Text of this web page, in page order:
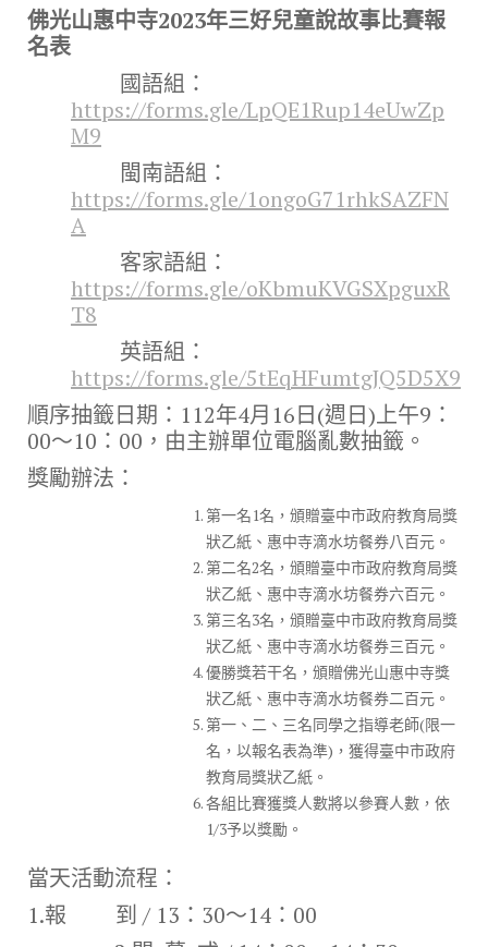
佛光山惠中寺2023年三好兒童說故事比賽報
名表
國語組：
https://forms.gle/LpQE1Rup14eUwZp
M9
閩南語組：
https://forms.gle/1ongoG71rhkSAZFN
A
客家語組：
https://forms.gle/oKbmuKVGSXpguxR
T8
英語組：
https://forms.gle/5tEqHFumtgJQ5D5X9
順序抽籤日期：112年4月16日(週日)上午9：
00～10：00，由主辦單位電腦亂數抽籤。
獎勵辦法：
第一名1名，頒贈臺中市政府教育局獎
狀乙紙、惠中寺滴水坊餐券八百元。
第二名2名，頒贈臺中市政府教育局獎
狀乙紙、惠中寺滴水坊餐券六百元。
第三名3名，頒贈臺中市政府教育局獎
狀乙紙、惠中寺滴水坊餐券三百元。
優勝獎若干名，頒贈佛光山惠中寺獎
狀乙紙、惠中寺滴水坊餐券二百元。
第一、二、三名同學之指導老師(限一
名，以報名表為準)，獲得臺中市政府
教育局獎狀乙紙。
各組比賽獲獎人數將以參賽人數，依
1/3予以獎勵。
當天活動流程：
1.報 到 / 13：30～14：00